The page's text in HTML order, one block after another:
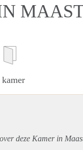
kamer
deze Kamer in